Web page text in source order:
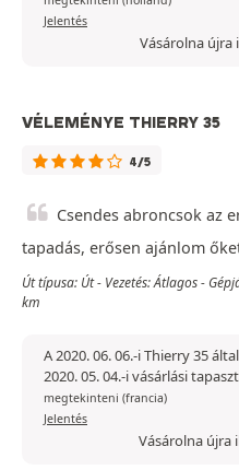
Jelentés
Vásárolna újra
VÉLEMÉNYE THIERRY 35
4/5
Csendes abroncsok az
tapadás, erősen ajánlom
Út típusa: Út - Vezetés: Átlagos -
km
A 2020. 06. 06.-i Thierry 35
2020. 05. 04.-i vásárlási
megtekinteni (francia)
Jelentés
Vásárolna újra